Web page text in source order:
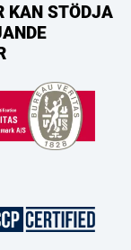
KAN STÖDJA